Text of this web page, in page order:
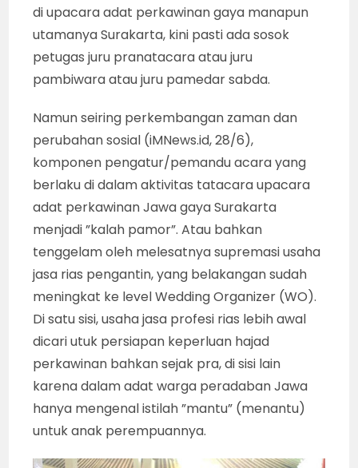
di upacara adat perkawinan gaya manapun
utamanya Surakarta, kini pasti ada sosok
petugas juru pranatacara atau juru
pambiwara atau juru pamedar sabda.
Namun seiring perkembangan zaman dan
perubahan sosial (iMNews.id, 28/6),
komponen pengatur/pemandu acara yang
berlaku di dalam aktivitas tatacara upacara
adat perkawinan Jawa gaya Surakarta
menjadi ”kalah pamor”. Atau bahkan
tenggelam oleh melesatnya supremasi usaha
jasa rias pengantin, yang belakangan sudah
meningkat ke level Wedding Organizer (WO).
Di satu sisi, usaha jasa profesi rias lebih awal
dicari utuk persiapan keperluan hajad
perkawinan bahkan sejak pra, di sisi lain
karena dalam adat warga peradaban Jawa
hanya mengenal istilah ”mantu” (menantu)
untuk anak perempuannya.